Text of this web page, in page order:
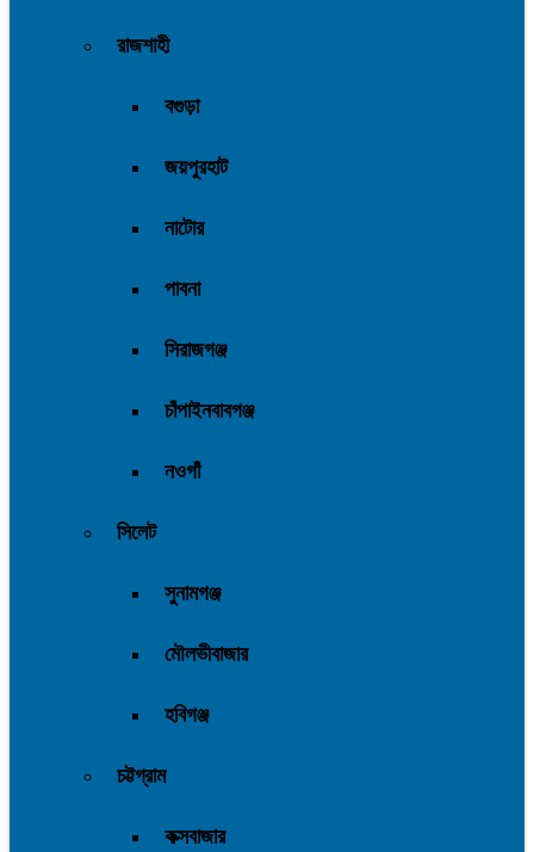
রাজশাহী
বগুড়া
জয়পুরহাট
নাটোর
পাবনা
সিরাজগঞ্জ
চাঁপাইনবাবগঞ্জ
নওগাঁ
সিলেট
সুনামগঞ্জ
মৌলভীবাজার
হবিগঞ্জ
চট্টগ্রাম
কক্সবাজার